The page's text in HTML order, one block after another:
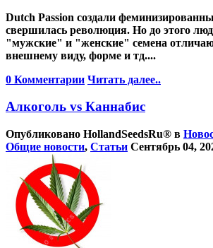
Dutch Passion создали
свершилась революция. Но до этого
"мужские" и "женские" семена
внешнему виду, форме и тд....
0 Комментарии Читать далее..
Алкоголь vs Каннабис
Опубликовано HollandSeedsRu® в
Общие новости, Статьи Сентябрь 04,